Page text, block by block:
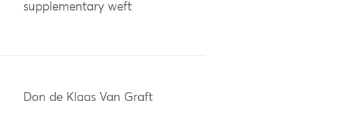
supplementary weft
Don de Klaas Van Graft